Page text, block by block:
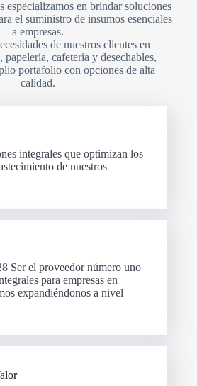
especializamos en brindar soluciones
el suministro de insumos esenciales
a empresas.
de nuestros clientes en
papelería, cafetería y desechables,
portafolio con opciones de alta
calidad.
integrales que optimizan los
de nuestros
Ser el proveedor número uno
para empresas en
expandiéndonos a nivel